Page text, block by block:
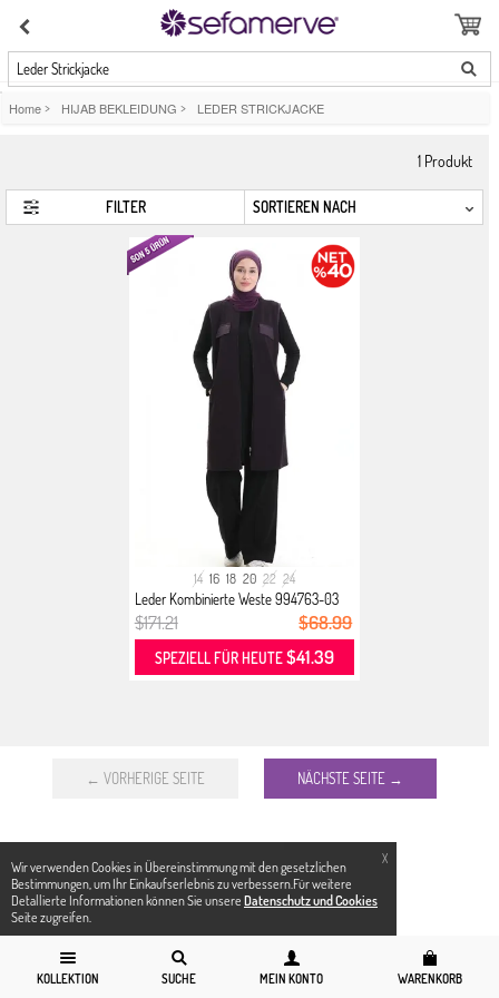
X
Wir verwenden Cookies in Übereinstimmung mit den gesetzlichen
Bestimmungen, um Ihr Einkaufserlebnis zu verbessern.Für weitere
Detallierte Informationen können Sie unsere Datenschutz und Cookies
Seite zugreifen.
Leder Strickjacke
KOLLEKTION SUCHE MEIN KONTO WARENKORB
Home > HIJAB BEKLEIDUNG > LEDER STRICKJACKE
1 Produkt
FILTER
14 16 18 20 22 24
Leder Kombinierte Weste 994763-03
P...
$171.21 $68.99
SPEZIELL FÜR HEUTE$41.39
← VORHERIGE SEITE NÄCHSTE SEITE →